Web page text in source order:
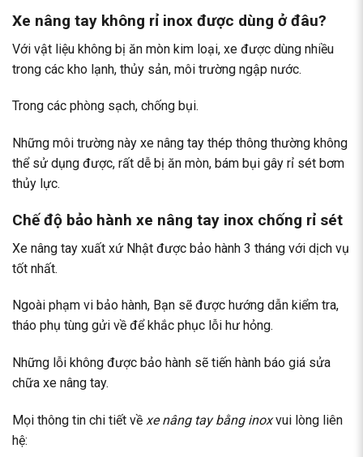
Xe nâng tay không rỉ inox được dùng ở đâu?
Với vật liệu không bị ăn mòn kim loại, xe được dùng nhiều
trong các kho lạnh, thủy sản, môi trường ngập nước.
Trong các phòng sạch, chống bụi.
Những môi trường này xe nâng tay thép thông thường không
thể sử dụng được, rất dễ bị ăn mòn, bám bụi gây rỉ sét bơm
thủy lực.
Chế độ bảo hành xe nâng tay inox chống rỉ sét
Xe nâng tay xuất xứ Nhật được bảo hành 3 tháng với dịch vụ
tốt nhất.
Ngoài phạm vi bảo hành, Bạn sẽ được hướng dẫn kiểm tra,
tháo phụ tùng gửi về để khắc phục lỗi hư hỏng.
Những lỗi không được bảo hành sẽ tiến hành báo giá sửa
chữa xe nâng tay.
Mọi thông tin chi tiết về xe nâng tay bằng inoxvui lòng liên
hệ: